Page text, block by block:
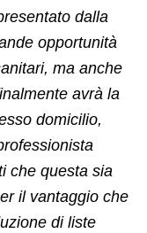
dalla
opportunità
ma anche
avrà la
domicilio,
che questa sia
il vantaggio che
di liste